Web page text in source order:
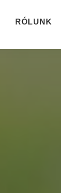
RÓLUNK